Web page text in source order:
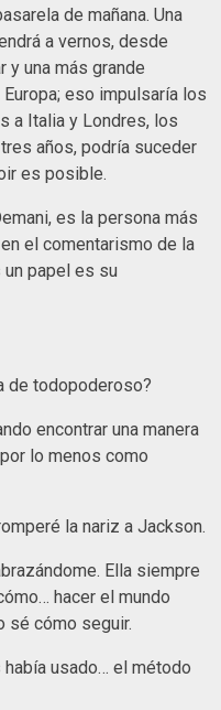
de mañana. Una
a vernos, desde
y una más grande
eso impulsaría los
a Italia y Londres, los
años, podría suceder
es posible.
es la persona más
el comentarismo de la
papel es su
de todopoderoso?
encontrar una manera
lo menos como
la nariz a Jackson.
Ella siempre
hacer el mundo
sé cómo seguir.
usado… el método